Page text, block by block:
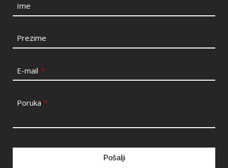
Ime
Prezime
E-mail *
Poruka *
Pošalji